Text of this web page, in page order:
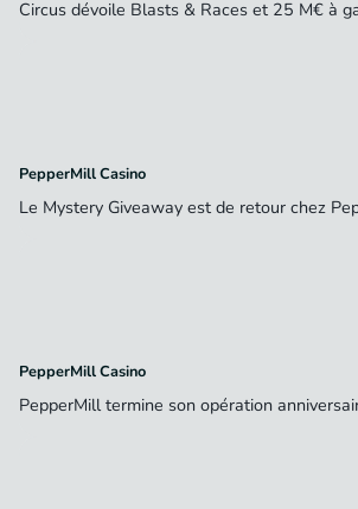
Circus dévoile Blasts & Races et 25 M€ à
PepperMill Casino
Le Mystery Giveaway est de retour chez
PepperMill Casino
PepperMill termine son opération